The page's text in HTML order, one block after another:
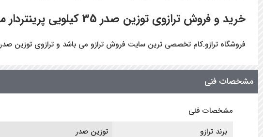
خرید و فروش ترازوی توزین صدر 35 کیلویی پرینتردار مدل Vista Plus
فروشگاه ترازو.کام تخصصی ترین سایت فروش ترازو می باشد و ترازوی توزین صدر 35 کیلویی مدل Vista Plus
مشخصات فنی
مشخصات فنی
برند ترازو
توزین صدر